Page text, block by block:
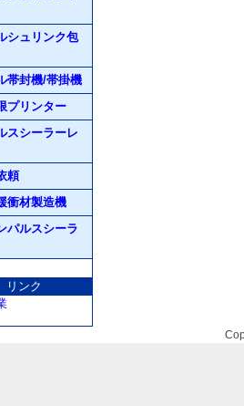
シュリンク包
帯封機/帯掛機
プリンター
スシーラーレ
頼
衝材製造機
パルスシーラ
リンク